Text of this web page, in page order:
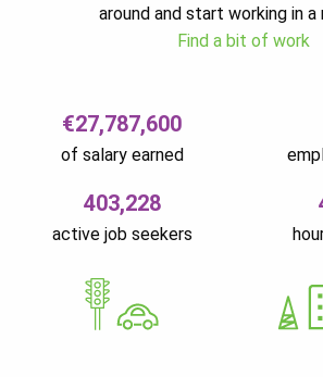
around and start working in a
Find a bit of work
€27,787,600
of salary earned
403,228
active job seekers